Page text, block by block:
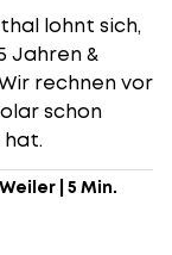
lohnt sich,
Jahren &
rechnen vor
schon
| 5 Min.